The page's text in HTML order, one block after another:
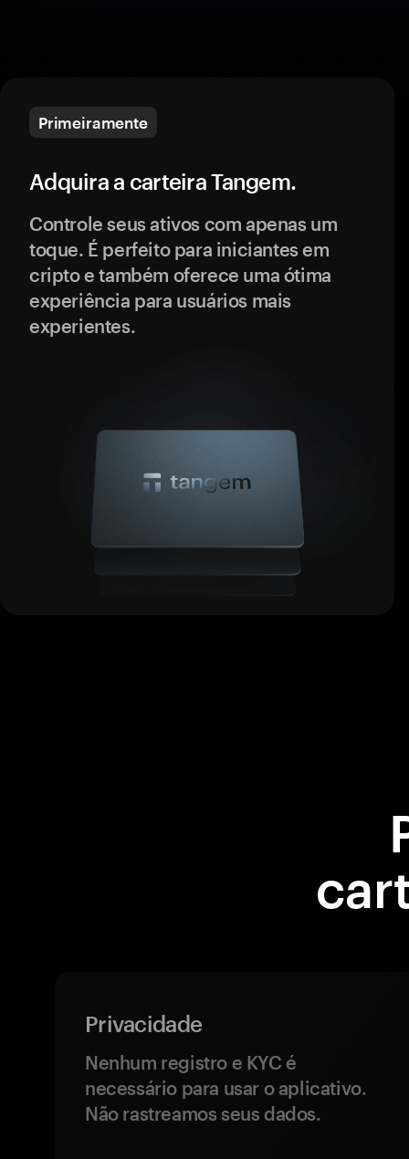
Primeiramente
Adquira a carteira Tangem.
Controle seus ativos com apenas um
toque. É perfeito para iniciantes em
cripto e também oferece uma ótima
experiência para usuários mais
experientes.
Privacidade
Nenhum registro e KYC é
necessário para usar o aplicativo.
Não rastreamos seus dados.